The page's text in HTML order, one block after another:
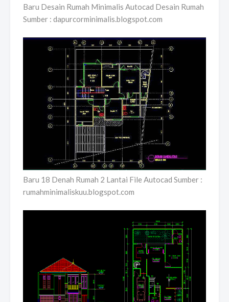
Baru Desain Rumah Minimalis Autocad Desain Rumah
Sumber : dapurcorminimalis.blogspot.com
Baru 18 Denah Rumah 2 Lantai File Autocad Sumber :
rumahminimaliskuu.blogspot.com